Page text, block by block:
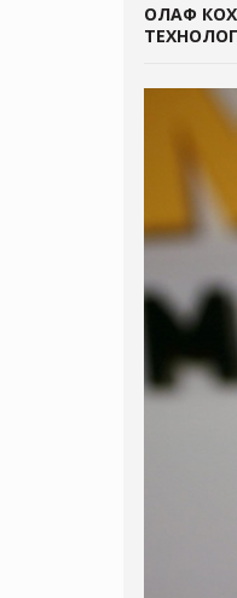
ОЛАФ КОХ